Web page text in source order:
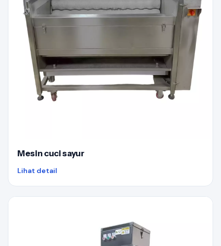
Mesin cuci sayur
Lihat detail